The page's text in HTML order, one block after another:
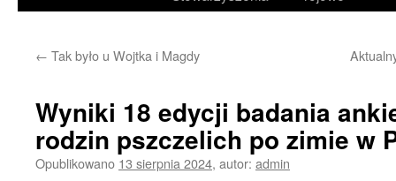
← Tak było u Wojtka i Magdy
Wyniki 18 edycji badania
rodzin pszczelich po zimie w
Opublikowano 13 sierpnia 2024, autor: admin